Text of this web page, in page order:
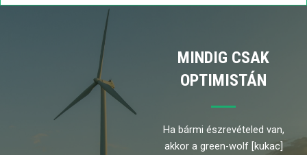
MINDIG CSAK
OPTIMISTÁN
Ha bármi észrevételed van,
akkor a green-wolf [kukac]